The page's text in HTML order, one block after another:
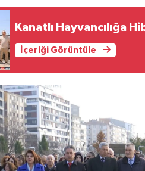
Kanatlı Hayvancılığa
İçeriği Görüntüle